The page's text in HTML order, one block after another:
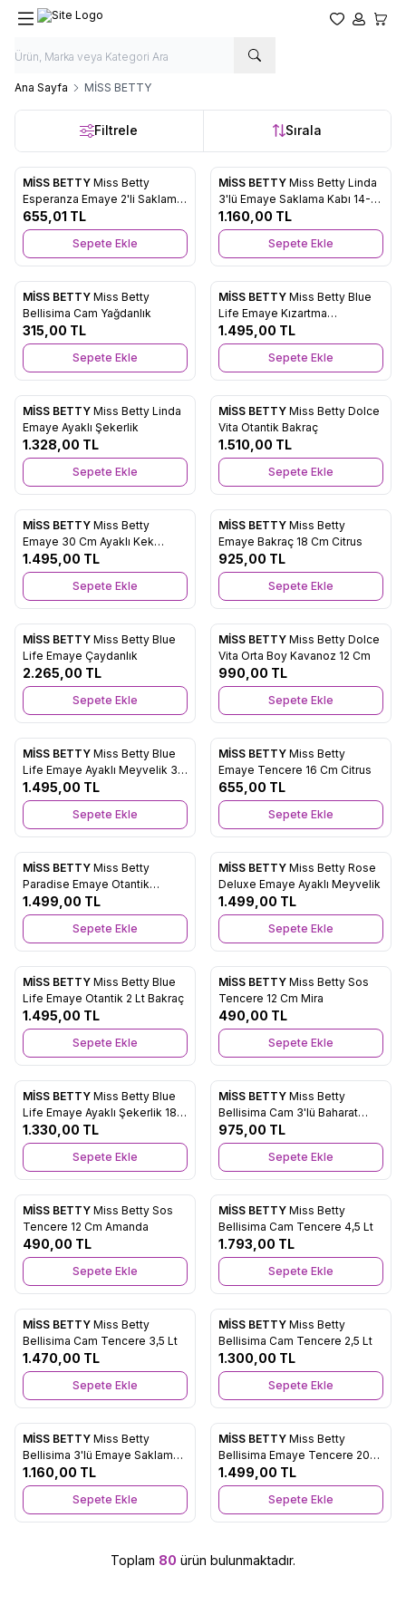
Favorilerim
Hesabım
Ana Sayfa MİSS BETTY
Filtrele Sırala
Yeni
Favorilere Ekle
MİSS BETTY Miss Betty
Esperanza Emaye 2'li Saklama
Kabı 14-15 Cm
655,01 TL
Sepete Ekle
Yeni
Favorilere Ekle
MİSS BETTY Miss Betty Linda
3'lü Emaye Saklama Kabı 14-
16-18 Cm
1.160,00 TL
Sepete Ekle
Yeni
Favorilere Ekle
MİSS BETTY Miss Betty
Bellisima Cam Yağdanlık
315,00 TL
Sepete Ekle
Yeni
Favorilere Ekle
MİSS BETTY Miss Betty Blue
Life Emaye Kızartma
Tenceresi 22 Cm
1.495,00 TL
Sepete Ekle
Yeni
Favorilere Ekle
MİSS BETTY Miss Betty Linda
Emaye Ayaklı Şekerlik
1.328,00 TL
Sepete Ekle
Yeni
Favorilere Ekle
MİSS BETTY Miss Betty Dolce
Vita Otantik Bakraç
1.510,00 TL
Sepete Ekle
Yeni
Favorilere Ekle
MİSS BETTY Miss Betty
Emaye 30 Cm Ayaklı Kek
Fanusu Blue Life
1.495,00 TL
Sepete Ekle
Yeni
Favorilere Ekle
MİSS BETTY Miss Betty
Emaye Bakraç 18 Cm Citrus
925,00 TL
Sepete Ekle
Yeni
Favorilere Ekle
MİSS BETTY Miss Betty Blue
Life Emaye Çaydanlık
2.265,00 TL
Sepete Ekle
Yeni
Favorilere Ekle
MİSS BETTY Miss Betty Dolce
Vita Orta Boy Kavanoz 12 Cm
990,00 TL
Sepete Ekle
Yeni
Favorilere Ekle
MİSS BETTY Miss Betty Blue
Life Emaye Ayaklı Meyvelik 30
Cm
1.495,00 TL
Sepete Ekle
Yeni
Favorilere Ekle
MİSS BETTY Miss Betty
Emaye Tencere 16 Cm Citrus
655,00 TL
Sepete Ekle
Yeni
Favorilere Ekle
MİSS BETTY Miss Betty
Paradise Emaye Otantik
Bakraç 2 Lt
1.499,00 TL
Sepete Ekle
Yeni
Favorilere Ekle
MİSS BETTY Miss Betty Rose
Deluxe Emaye Ayaklı Meyvelik
1.499,00 TL
Sepete Ekle
Yeni
Favorilere Ekle
MİSS BETTY Miss Betty Blue
Life Emaye Otantik 2 Lt Bakraç
1.495,00 TL
Sepete Ekle
Yeni
Favorilere Ekle
MİSS BETTY Miss Betty Sos
Tencere 12 Cm Mira
490,00 TL
Sepete Ekle
Yeni
Favorilere Ekle
MİSS BETTY Miss Betty Blue
Life Emaye Ayaklı Şekerlik 18
Cm
1.330,00 TL
Sepete Ekle
Yeni
Favorilere Ekle
MİSS BETTY Miss Betty
Bellisima Cam 3'lü Baharat
Takımı
975,00 TL
Sepete Ekle
Yeni
Favorilere Ekle
MİSS BETTY Miss Betty Sos
Tencere 12 Cm Amanda
490,00 TL
Sepete Ekle
Yeni
Favorilere Ekle
MİSS BETTY Miss Betty
Bellisima Cam Tencere 4,5 Lt
1.793,00 TL
Sepete Ekle
Yeni
Favorilere Ekle
MİSS BETTY Miss Betty
Bellisima Cam Tencere 3,5 Lt
1.470,00 TL
Sepete Ekle
Yeni
Favorilere Ekle
MİSS BETTY Miss Betty
Bellisima Cam Tencere 2,5 Lt
1.300,00 TL
Sepete Ekle
Yeni
Favorilere Ekle
MİSS BETTY Miss Betty
Bellisima 3'lü Emaye Saklama
Kabı 14-16-18 Cm
1.160,00 TL
Sepete Ekle
Yeni
Favorilere Ekle
MİSS BETTY Miss Betty
Bellisima Emaye Tencere 20
Cm
1.499,00 TL
Sepete Ekle
Toplam 80 ürün bulunmaktadır.